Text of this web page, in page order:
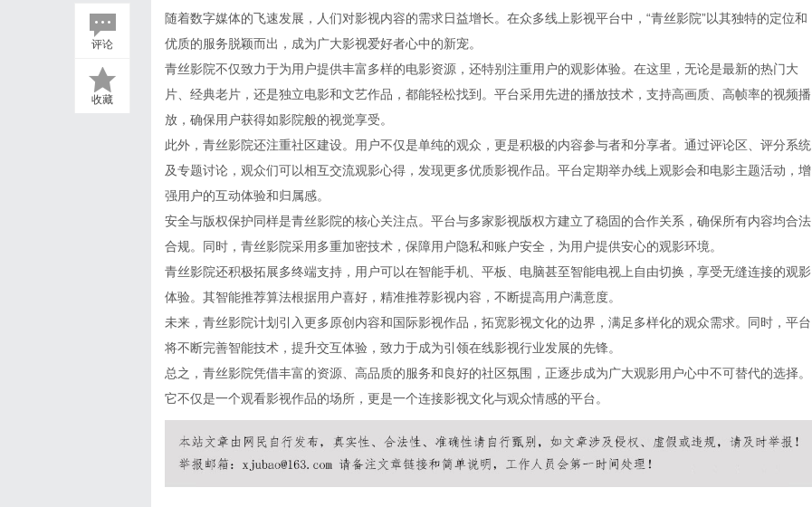
评论
收藏
随着数字媒体的飞速发展，人们对影视内容的需求日益增长。在众多线上影视平台中，“青丝影院”以其独特的定位和
优质的服务脱颖而出，成为广大影视爱好者心中的新宠。
青丝影院不仅致力于为用户提供丰富多样的电影资源，还特别注重用户的观影体验。在这里，无论是最新的热门大
片、经典老片，还是独立电影和文艺作品，都能轻松找到。平台采用先进的播放技术，支持高画质、高帧率的视频播
放，确保用户获得如影院般的视觉享受。
此外，青丝影院还注重社区建设。用户不仅是单纯的观众，更是积极的内容参与者和分享者。通过评论区、评分系统
及专题讨论，观众们可以相互交流观影心得，发现更多优质影视作品。平台定期举办线上观影会和电影主题活动，增
强用户的互动体验和归属感。
安全与版权保护同样是青丝影院的核心关注点。平台与多家影视版权方建立了稳固的合作关系，确保所有内容均合法
合规。同时，青丝影院采用多重加密技术，保障用户隐私和账户安全，为用户提供安心的观影环境。
青丝影院还积极拓展多终端支持，用户可以在智能手机、平板、电脑甚至智能电视上自由切换，享受无缝连接的观影
体验。其智能推荐算法根据用户喜好，精准推荐影视内容，不断提高用户满意度。
未来，青丝影院计划引入更多原创内容和国际影视作品，拓宽影视文化的边界，满足多样化的观众需求。同时，平台
将不断完善智能技术，提升交互体验，致力于成为引领在线影视行业发展的先锋。
总之，青丝影院凭借丰富的资源、高品质的服务和良好的社区氛围，正逐步成为广大观影用户心中不可替代的选择。
它不仅是一个观看影视作品的场所，更是一个连接影视文化与观众情感的平台。